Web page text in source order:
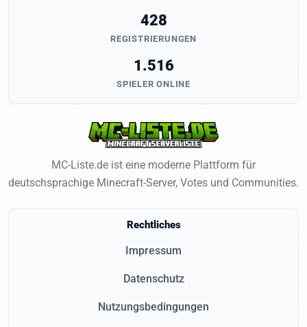
428
REGISTRIERUNGEN
1.516
SPIELER ONLINE
MC-Liste.de ist eine moderne Plattform für
deutschsprachige Minecraft-Server, Votes und Communities.
Rechtliches
Impressum
Datenschutz
Nutzungsbedingungen